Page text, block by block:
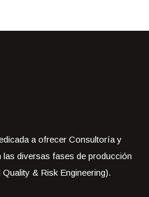
a ofrecer Consultoría y
diversas fases de producción
& Risk Engineering).